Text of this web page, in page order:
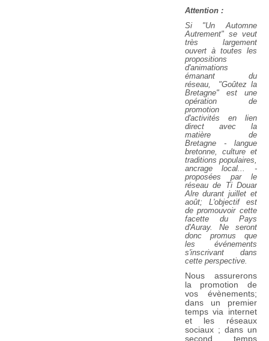
Attention :
Si "Un Automne
Autrement" se veut
très largement
ouvert à toutes les
propositions
d'animations
émanant du
réseau, "Goûtez la
Bretagne"
est une
opération de
promotion
d'activités
en lien
direct avec la
matière de
Bretagne- langue
bretonne, culture et
traditions populaires,
ancrage local... -
proposées par le
réseau de Ti Douar
Alre durant juillet et
août; L'objectif est
de promouvoir cette
facette du Pays
d'Auray. Ne seront
donc promus que
les événements
s'inscrivant dans
cette perspective.
Nous assurerons
la promotion de
vos évènements;
dans un premier
temps via internet
et les réseaux
sociaux ; dans un
second temps